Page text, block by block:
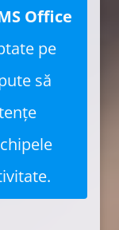
Office
pe
să